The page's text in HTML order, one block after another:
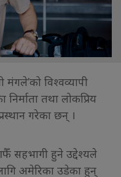
मंगले’को विश्वव्यापी
तथा लोकप्रिय
गरेका छन् ।
आफैँ सहभागी हुने उद्देश्यले
अमेरिका उडेका हुन्